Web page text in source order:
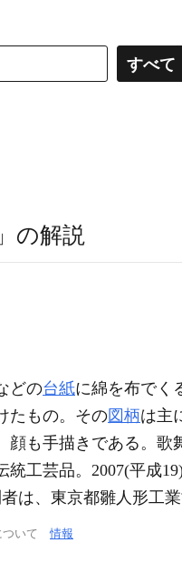
すべて
の解説
どの台紙に綿を布でく
たもの。その図柄は主
顔も手描きである。歌
工芸品。2007(平成19)
は、東京都雛人形工業
ついて情報